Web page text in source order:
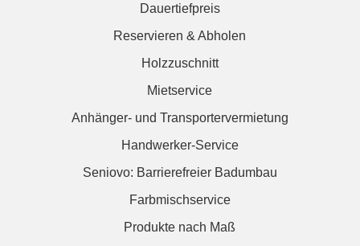
Dauertiefpreis
Reservieren & Abholen
Holzzuschnitt
Mietservice
Anhänger- und Transportervermietung
Handwerker-Service
Seniovo: Barrierefreier Badumbau
Farbmischservice
Produkte nach Maß